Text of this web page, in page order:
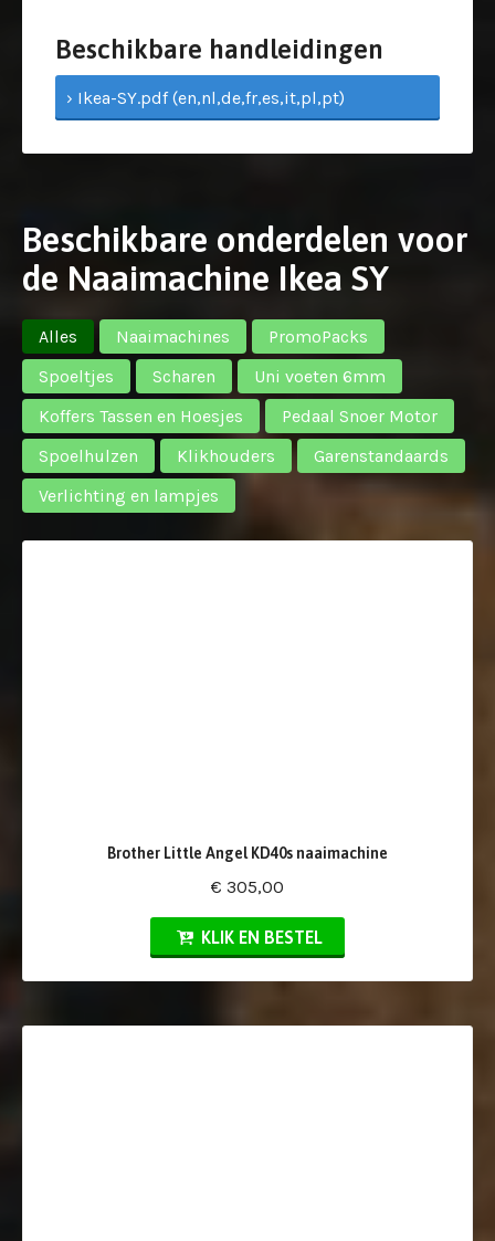
Beschikbare handleidingen
› Ikea-SY.pdf (en,nl,de,fr,es,it,pl,pt)
Beschikbare onderdelen voor
de Naaimachine Ikea SY
Alles Naaimachines
PromoPacks
Spoeltjes
Scharen
Uni voeten 6mm
Koffers Tassen en Hoesjes
Pedaal Snoer Motor
Spoelhulzen
Klikhouders
Garenstandaards
Verlichting en lampjes
Brother Little Angel KD40s naaimachine
€ 305,00
KLIK EN BESTEL